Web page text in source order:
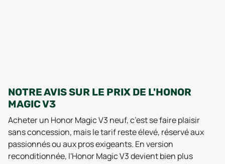
NOTRE AVIS SUR LE PRIX DE L'HONOR
MAGIC V3
Acheter un Honor Magic V3 neuf, c’est se faire plaisir
sans concession, mais le tarif reste élevé, réservé aux
passionnés ou aux pros exigeants. En version
reconditionnée, l'Honor Magic V3 devient bien plus